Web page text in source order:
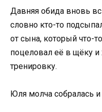
Давняя обида вновь
словно кто-то
от сына, который что-
поцеловал её в щёку
тренировку.
Юля молча собралась